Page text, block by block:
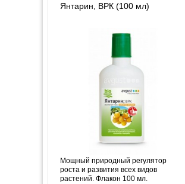
Янтарин, ВРК (100 мл)
Мощный природный регулятор
роста и развития всех видов
растений. Флакон 100 мл.